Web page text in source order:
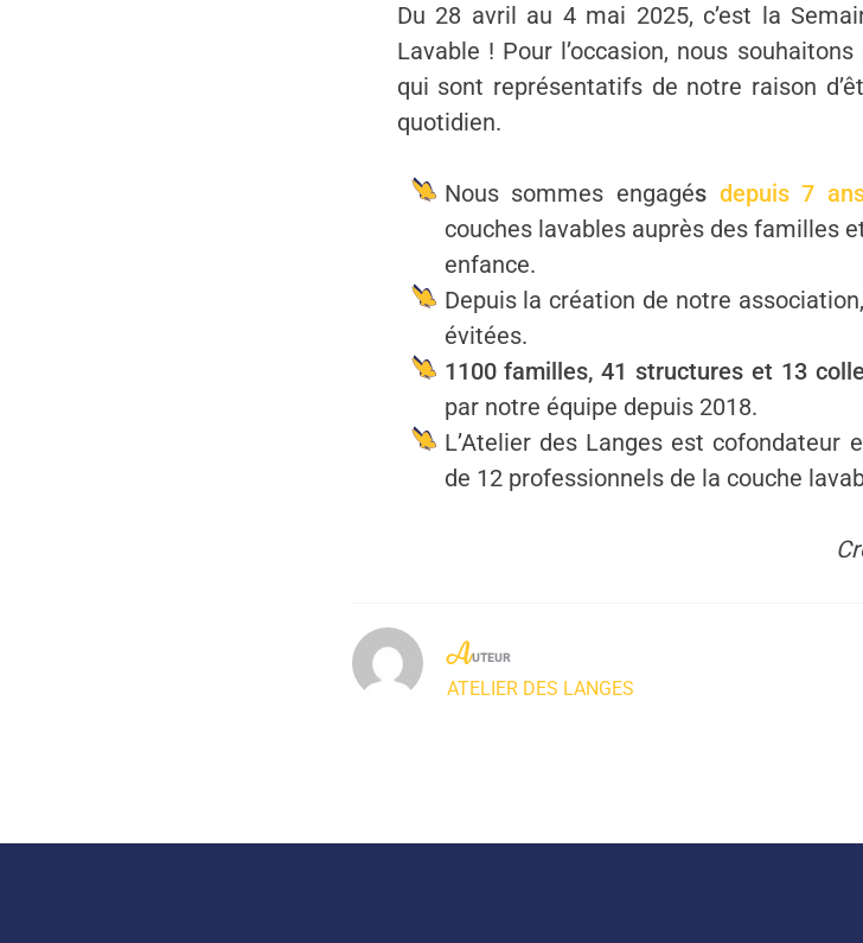
Du 28 avril au 4 mai 2025, c’est la
Lavable ! Pour l’occasion, nous
qui sont représentatifs de notre raison
quotidien.
Nous sommes engagésdepuis 7
couches lavables auprès des familles
enfance.
Depuis la création de notre association,
évitées.
1100 familles, 41 structures et 13
par notre équipe depuis 2018.
L’Atelier des Langes est cofondateur
de 12professionnels de la couche
AUTEUR
ATELIER DES LANGES